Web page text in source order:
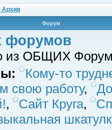
Архив
Форум
форумов
из ОБЩИХ
Кому-то
свою работу,
, Сайт Круга,